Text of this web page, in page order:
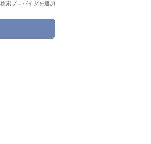
検索プロバイダを追加